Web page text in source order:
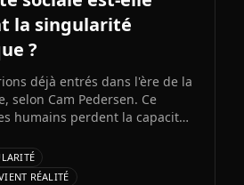
la singularité
?
déjà entrés dans l'ère de la
selon Cam Pedersen. Ce
humains perdent la capacité
la singularité
pour 2034.
RÉALITÉ